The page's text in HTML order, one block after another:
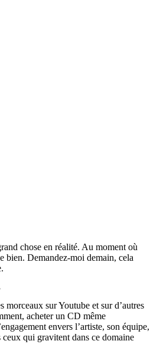
chose en réalité. Au moment où
bien. Demandez-moi demain, cela
morceaux sur Youtube et sur d’autres
acheter un CD même
envers l’artiste, son équipe,
qui gravitent dans ce domaine